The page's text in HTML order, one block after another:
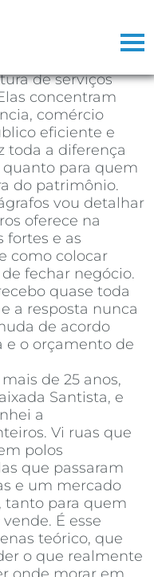
imóvel, a
Praia
de serviços
concentram
comércio
eficiente e
toda a diferença
para quem
do patrimônio.
vou detalhar
oferece na
fortes e as
como colocar
fechar negócio.
quase toda
a resposta nunca
de acordo
e o orçamento de
de 25 anos,
Santista, e
a
Vi ruas que
polos
que passaram
e um mercado
tanto para quem
É esse
teórico, que
o que realmente